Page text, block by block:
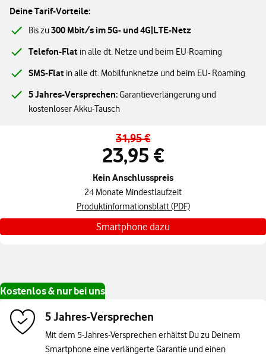
Deine Tarif-Vorteile:
Bis zu300 Mbit/s im 5G- und 4G|LTE-Netz
Telefon-Flat in alle dt. Netze und beim EU-Roaming
SMS-Flat in alle dt. Mobilfunknetze und beim EU- Roaming
5 Jahres-Versprechen:Garantieverlängerung und
kostenloser Akku-Tausch
Standardpreis 31,95 € pro Monat – Angebotspreis 23,95 € pro Monat
31,95 €
23,95 €
Kein Anschlusspreis
24 Monate Mindestlaufzeit
Produktinformationsblatt (PDF)
Smartphone dazu
Kostenlos & nur bei uns
5 Jahres-Versprechen
Mit dem 5-Jahres-Versprechen erhältst Du zu Deinem
Smartphone eine verlängerte Garantie und einen